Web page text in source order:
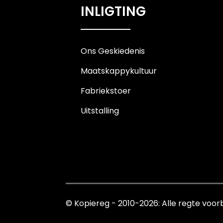
INLIGTING
Ons Geskiedenis
Maatskappykultuur
Fabriekstoer
Uitstalling
© Kopiereg - 2010-2026: Alle regte